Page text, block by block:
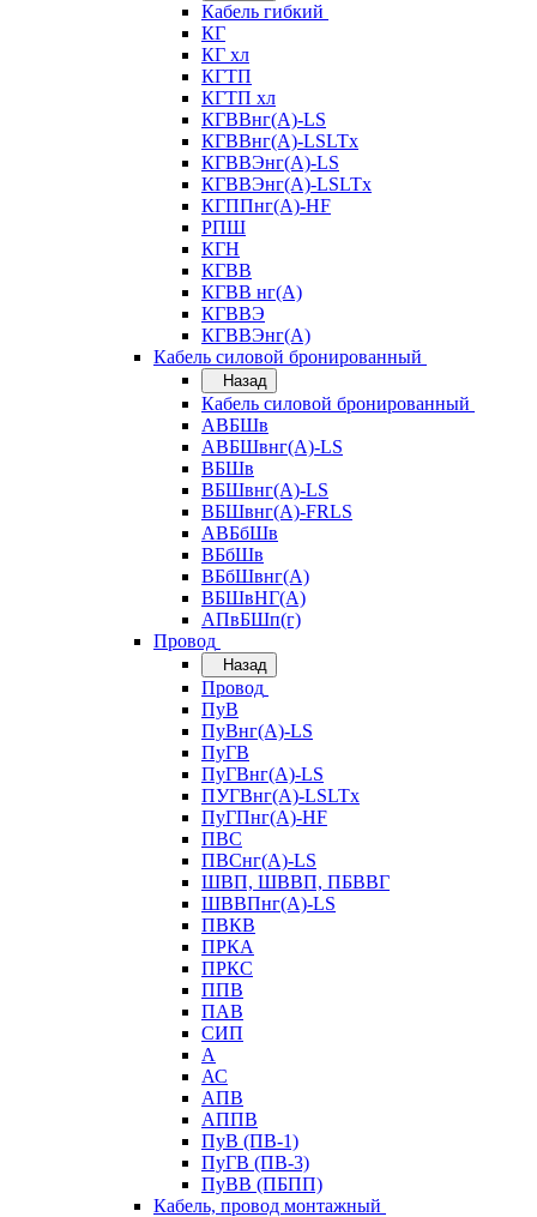
Кабель гибкий
КГ
КГ хл
КГТП
КГТП хл
КГВВнг(А)-LS
КГВВнг(А)-LSLTx
КГВВЭнг(А)-LS
КГВВЭнг(А)-LSLTx
КГППнг(А)-HF
РПШ
КГН
КГВВ
КГВВ нг(А)
КГВВЭ
КГВВЭнг(А)
Кабель силовой бронированный
Назад
Кабель силовой бронированный
АВБШв
АВБШвнг(А)-LS
ВБШв
ВБШвнг(А)-LS
ВБШвнг(А)-FRLS
АВБбШв
ВБбШв
ВБбШвнг(А)
ВБШвНГ(А)
АПвБШп(г)
Провод
Назад
Провод
ПуВ
ПуВнг(А)-LS
ПуГВ
ПуГВнг(А)-LS
ПУГВнг(А)-LSLTx
ПуГПнг(А)-HF
ПВС
ПВСнг(А)-LS
ШВП, ШВВП, ПБВВГ
ШВВПнг(А)-LS
ПВКВ
ПРКА
ПРКС
ППВ
ПАВ
СИП
А
АС
АПВ
АППВ
ПуВ (ПВ-1)
ПуГВ (ПВ-3)
ПуВВ (ПБПП)
Кабель, провод монтажный